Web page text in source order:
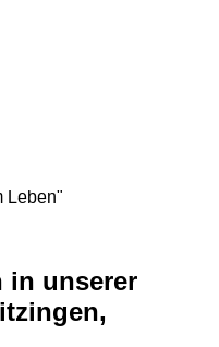
Leben"
in unserer